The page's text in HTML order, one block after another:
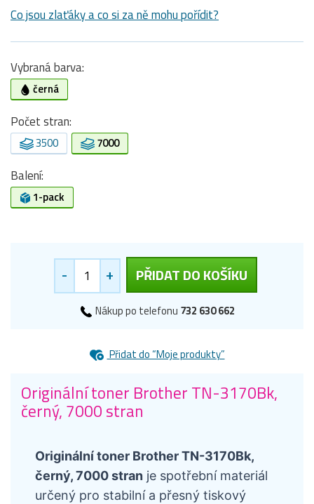
Co jsou zlaťáky a co si za ně mohu pořídit?
Vybraná barva:
černá
Počet stran:
3500 7000
Balení:
1-pack
- + PŘIDAT DO KOŠÍKU
Nákup po telefonu 732 630 662
Přidat do “Moje produkty”
Originální toner Brother TN-3170Bk,
černý, 7000 stran
Originální toner Brother TN-3170Bk,
černý, 7000 stran je spotřební materiál
určený pro stabilní a přesný tiskový